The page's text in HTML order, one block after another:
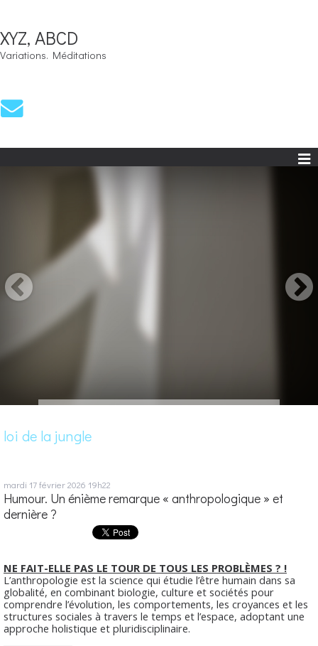
XYZ, ABCD
Variations. Méditations
loi de la jungle
mardi 17février 2026 19h22
Humour. Un énième remarque « anthropologique » et
dernière ?
NE FAIT-ELLE PAS LE TOUR DE TOUS LES PROBLÈMES ? !
L’anthropologie est la science qui étudie l’être humain dans sa
globalité, en combinant biologie, culture et sociétés pour
comprendre l’évolution, les comportements, les croyances et les
structures sociales à travers le temps et l’espace, adoptant une
approche holistique et pluridisciplinaire.